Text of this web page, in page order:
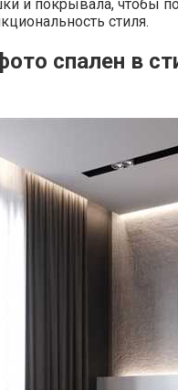
и покрывала, чтобы
стиля.
спален в